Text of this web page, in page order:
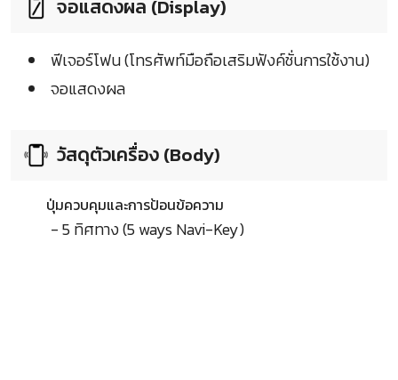
จอแสดงผล (Display)
ฟีเจอร์โฟน (โทรศัพท์มือถือเสริมฟังค์ชั่นการใช้งาน)
จอแสดงผล
วัสดุตัวเครื่อง (Body)
ปุ่มควบคุมและการป้อนข้อความ
- 5 ทิศทาง (5 ways Navi-Key)